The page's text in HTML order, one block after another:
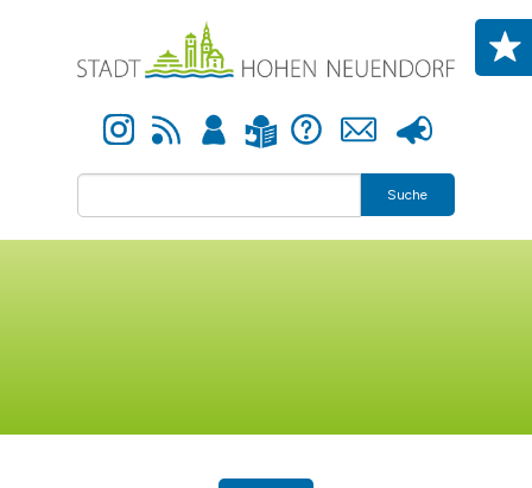
Instagram Newsfeed Anmelden Leichte Sprache Hilfe Kontakt Presse
Suche